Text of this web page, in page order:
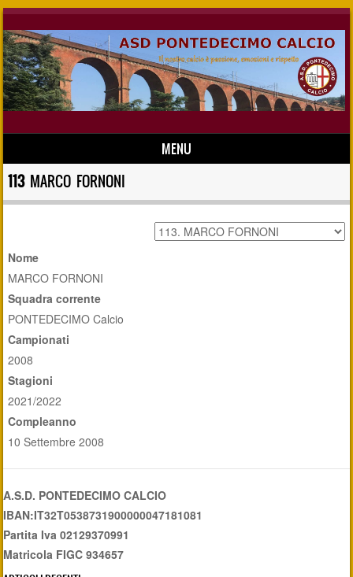
MENU
Skip to content
113MARCO FORNONI
Nome
MARCO FORNONI
Squadra corrente
PONTEDECIMO Calcio
Campionati
2008
Stagioni
2021/2022
Compleanno
10 Settembre 2008
A.S.D. PONTEDECIMO CALCIO
IBAN:IT32T0538731900000047181081
Partita Iva 02129370991
Matricola FIGC 934657